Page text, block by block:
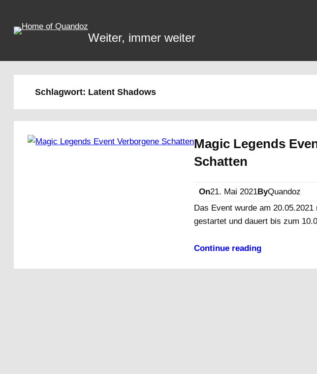
springen
Weiter, immer weiter
Schlagwort: Latent Shadows
Magic Legends
Schatten
On21. Mai 2021ByQuandoz
Das Event wurde am
gestartet und dauert bis zum
Continue reading